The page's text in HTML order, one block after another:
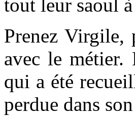
tout leur saoul
Prenez Virgile,
avec le métier.
qui a été
perdue dans